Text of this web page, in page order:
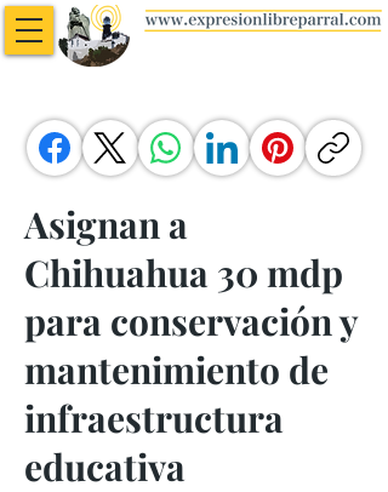
Asignan a
Chihuahua 30 mdp
para conservación y
mantenimiento de
infraestructura
educativa